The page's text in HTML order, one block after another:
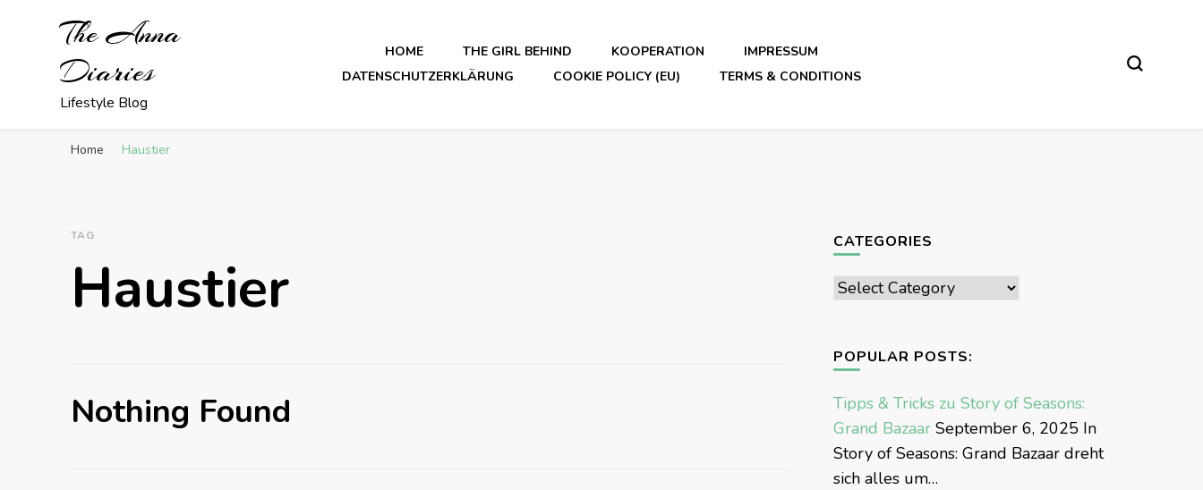
The Anna
Diaries
Lifestyle Blog
HOME THE GIRL BEHIND KOOPERATION
IMPRESSUM
DATENSCHUTZERKLÄRUNG
COOKIE POLICY (EU) TERMS & CONDITIONS
Home Haustier
TAG
Haustier
Nothing Found
CATEGORIES
Categories
POPULAR POSTS:
Tipps & Tricks zu Story of Seasons:
Grand BazaarSeptember 6, 2025 In
Story of Seasons: Grand Bazaar dreht
sich alles um…